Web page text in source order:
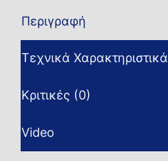
Περιγραφή
Τεχνικά Χαρακτηριστικά
Κριτικές (0)
Video